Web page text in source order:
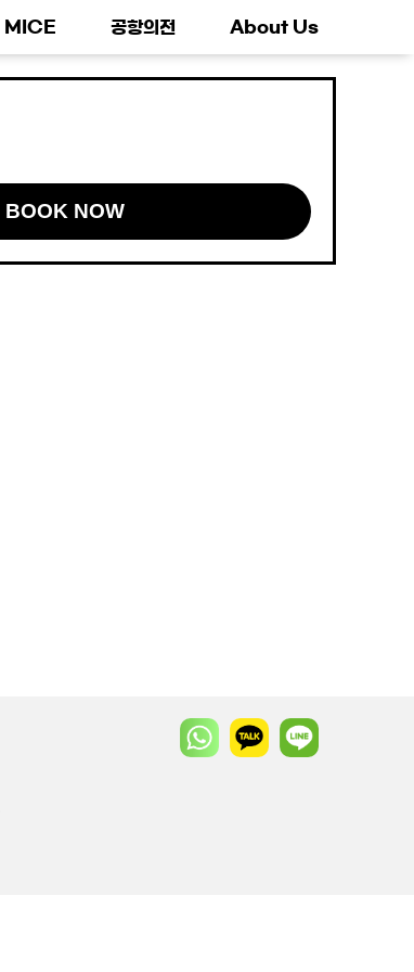
MICE 공항의전 About Us
BOOK NOW